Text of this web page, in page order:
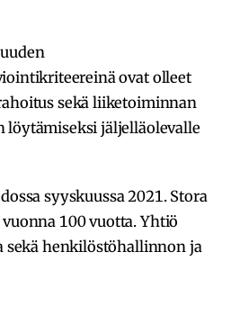
ovat olleet
sekä liiketoiminnan
jäljelläolevalle
syyskuussa 2021. Stora
100 vuotta. Yhtiö
sekä henkilöstöhallinnon ja